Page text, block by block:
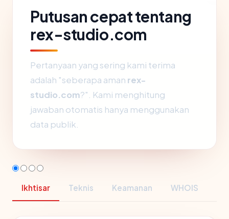
Putusan cepat tentang
rex-studio.com
Pertanyaan yang sering kami terima
adalah "seberapa aman rex-
studio.com?". Kami menghitung
jawaban otomatis hanya menggunakan
data publik.
Ikhtisar Teknis Keamanan WHOIS